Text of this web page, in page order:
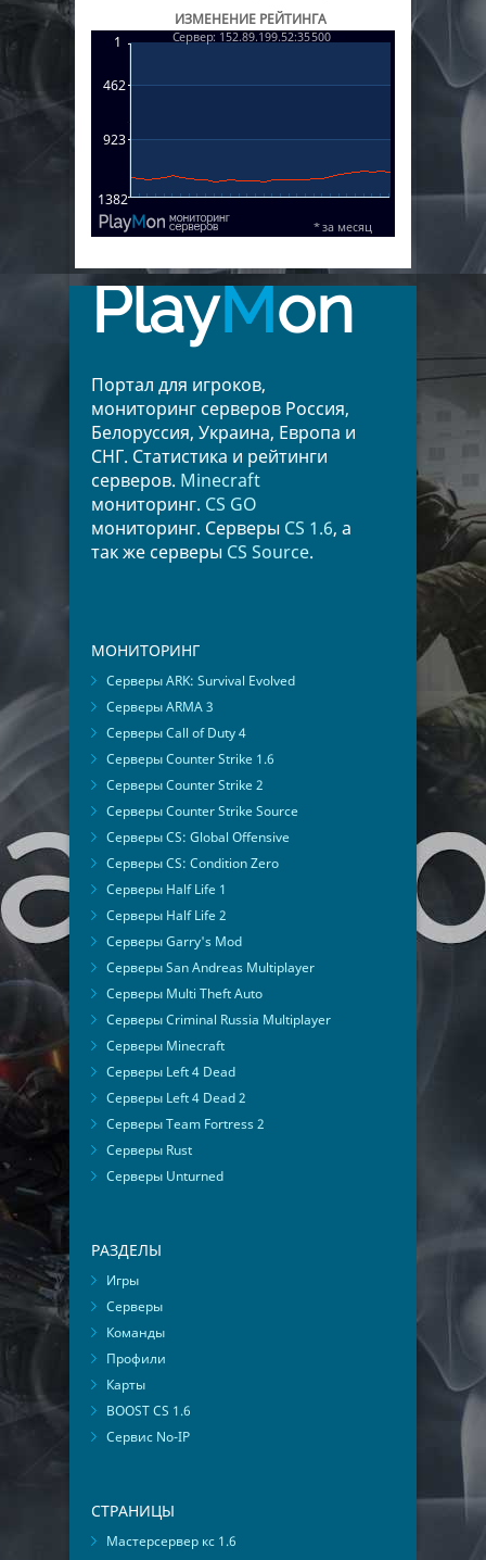
ИЗМЕНЕНИЕ РЕЙТИНГА
PlayMon
Портал для игроков,
мониторинг серверов Россия,
Белоруссия, Украина, Европа и
СНГ. Статистика и рейтинги
серверов. Minecraft
мониторинг. CS GO
мониторинг. Серверы CS 1.6, а
так же серверы CS Source.
МОНИТОРИНГ
Серверы ARK: Survival Evolved
Серверы ARMA 3
Серверы Call of Duty 4
Серверы Counter Strike 1.6
Серверы Counter Strike 2
Серверы Counter Strike Source
Серверы CS: Global Offensive
Серверы CS: Condition Zero
Серверы Half Life 1
Серверы Half Life 2
Серверы Garry's Mod
Серверы San Andreas Multiplayer
Серверы Multi Theft Auto
Серверы Criminal Russia Multiplayer
Серверы Minecraft
Серверы Left 4 Dead
Серверы Left 4 Dead 2
Серверы Team Fortress 2
Серверы Rust
Серверы Unturned
РАЗДЕЛЫ
Игры
Серверы
Команды
Профили
Карты
BOOST CS 1.6
Сервис No-IP
СТРАНИЦЫ
Мастерсервер кс 1.6